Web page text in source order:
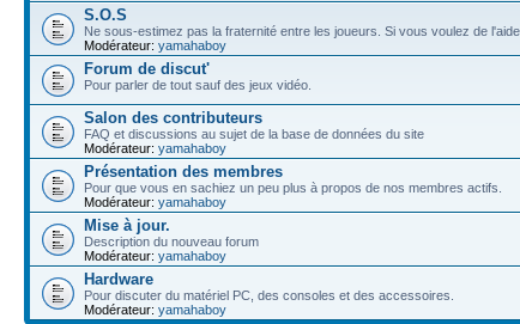
S.O.S
Ne sous-estimez pas la fraternité entre les joueurs. Si vous voulez de
Modérateur: yamahaboy
Forum de discut'
Pour parler de tout sauf des jeux vidéo.
Salon des contributeurs
FAQ et discussions au sujet de la base de données du site
Modérateur: yamahaboy
Présentation des membres
Pour que vous en sachiez un peu plus à propos de nos membres actifs.
Modérateur: yamahaboy
Mise à jour.
Description du nouveau forum
Modérateur: yamahaboy
Hardware
Pour discuter du matériel PC, des consoles et des accessoires.
Modérateur: yamahaboy